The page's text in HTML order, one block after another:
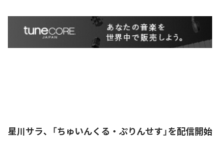
星川サラ、「ちゅいんくる・ぷりんせす」を配信開始